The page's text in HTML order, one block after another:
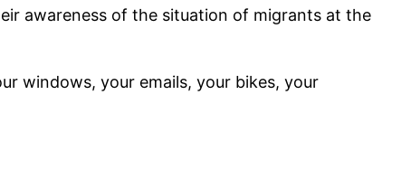
awareness of the situation of migrants at the
windows, your emails, your bikes, your